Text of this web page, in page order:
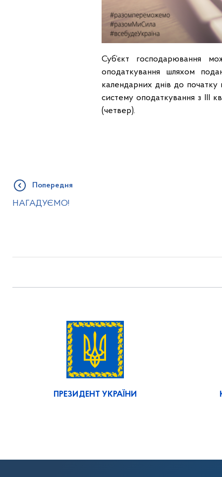
Суб’єкт господарювання
оподаткування шляхом
календарних днів до
систему оподаткування з ІІІ
(четвер).
Попередня
НАГАДУЄМО!
ПРЕЗИДЕНТ УКРАЇНИ